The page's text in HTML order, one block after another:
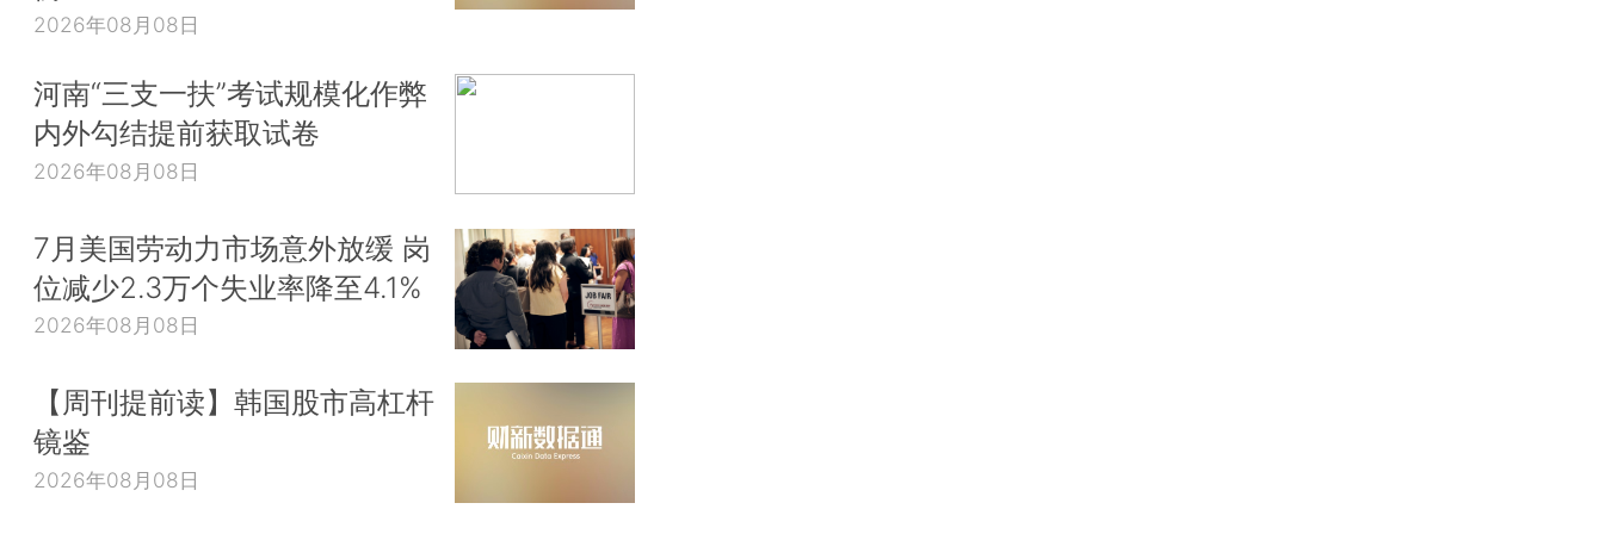
2026年08月08日
河南“三支一扶”考试规模化作弊
内外勾结提前获取试卷
2026年08月08日
7月美国劳动力市场意外放缓 岗
位减少2.3万个失业率降至4.1%
2026年08月08日
【周刊提前读】韩国股市高杠杆
镜鉴
2026年08月08日